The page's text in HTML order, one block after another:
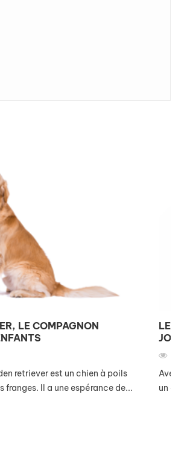
LE COMPAGNON
retriever est un chien à poils
franges. Il a une espérance de...
LE
Avec
un